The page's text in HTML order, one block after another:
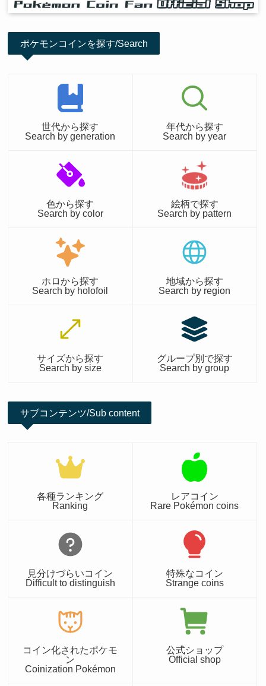
ポケモンコインを探す/Search
世代から探す
Search by generation
年代から探す
Search by year
色から探す
Search by color
絵柄で探す
Search by pattern
ホロから探す
Search by holofoil
地域から探す
Search by region
サイズから探す
Search by size
グループ別で探す
Search by group
サブコンテンツ/Sub content
各種ランキング
Ranking
レアコイン
Rare Pokémon coins
見分けづらいコイン
Difficult to distinguish
特殊なコイン
Strange coins
コイン化されたポケモ
ン
Coinization Pokémon
公式ショップ
Official shop